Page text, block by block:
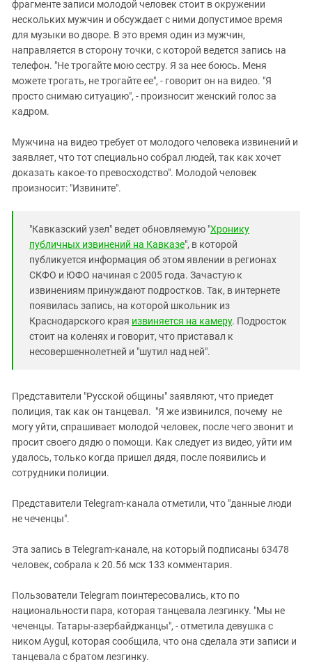
фрагменте записи молодой человек стоит в окружении
нескольких мужчин и обсуждает с ними допустимое время
для музыки во дворе. В это время один из мужчин,
направляется в сторону точки, с которой ведется запись на
телефон. "Не трогайте мою сестру. Я за нее боюсь. Меня
можете трогать, не трогайте ее", - говорит он на видео. "Я
просто снимаю ситуацию", - произносит женский голос за
кадром.
Мужчина на видео требует от молодого человека извинений и
заявляет, что тот специально собрал людей, так как хочет
доказать какое-то превосходство". Молодой человек
произносит: "Извините".
"Кавказский узел" ведет обновляемую "Хронику
публичных извинений на Кавказе", в которой
публикуется информация об этом явлении в регионах
СКФО и ЮФО начиная с 2005 года. Зачастую к
извинениям принуждают подростков. Так, в интернете
появилась запись, на которой школьник из
Краснодарского края извиняется на камеру. Подросток
стоит на коленях и говорит, что приставал к
несовершеннолетней и "шутил над ней".
Представители "Русской общины" заявляют, что приедет
полиция, так как он танцевал. "Я же извинился, почему не
могу уйти, спрашивает молодой человек, после чего звонит и
просит своего дядю о помощи. Как следует из видео, уйти им
удалось, только когда пришел дядя, после появились и
сотрудники полиции.
Представители Telegram-канала отметили, что "данные люди
не чеченцы".
Эта запись в Telegram-канале, на который подписаны 63478
человек, собрала к 20.56 мск 133 комментария.
Пользователи Telegram поинтересовались, кто по
национальности пара, которая танцевала лезгинку. "Мы не
чеченцы. Татары-азербайджанцы", - отметила девушка с
ником Aygul, которая сообщила, что она сделала эти записи и
танцевала с братом лезгинку.